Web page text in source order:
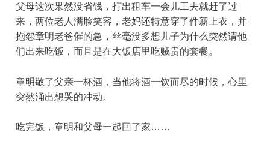
父母这次果然没省钱，打出租车一会儿工夫就赶了过
来，两位老人满脸笑容，老妈还特意穿了件新上衣，并
抱怨章明老爸催的急，丝毫没多想儿子为什么突然请他
们出来吃饭，而且是在大饭店里吃贼贵的套餐。
章明敬了父亲一杯酒，当他将酒一饮而尽的时候，心里
突然涌出想哭的冲动。
吃完饭，章明和父母一起回了家……